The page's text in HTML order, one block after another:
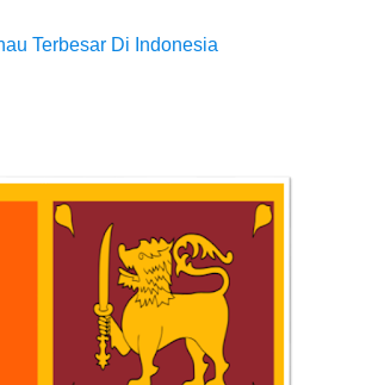
Terbesar Di Indonesia